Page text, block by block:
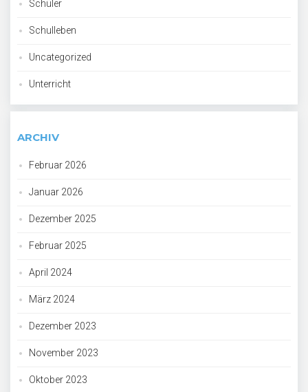
Schüler
Schulleben
Uncategorized
Unterricht
ARCHIV
Februar 2026
Januar 2026
Dezember 2025
Februar 2025
April 2024
März 2024
Dezember 2023
November 2023
Oktober 2023